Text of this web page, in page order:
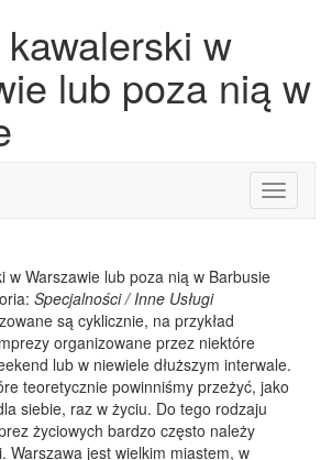
w
lub poza nią w
Toggle
w Warszawie lub poza nią w Barbusie
Specjalności / Inne Usługi
są cyklicznie, na przykład
organizowane przez niektóre
lub w niewiele dłuższym interwale.
teoretycznie powinniśmy przeżyć, jako
siebie, raz w życiu. Do tego rodzaju
życiowych bardzo często należy
Warszawa jest wielkim miastem, w